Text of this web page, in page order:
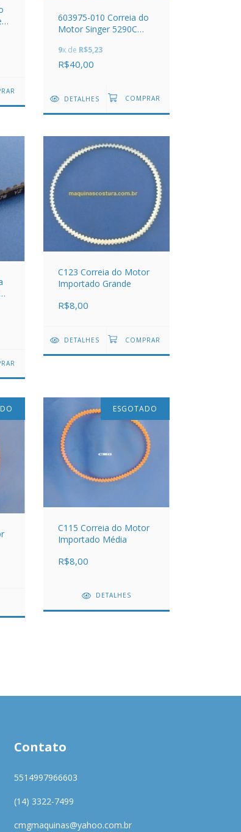
603975-010 Correia do
Motor Singer 5290C
290C
9x de R$5,23
R$40,00
DETALHES
C123 Correia do Motor
Importado Grande
R$8,00
DETALHES
ESGOTADO
C115 Correia do Motor
Importado Média
R$8,00
DETALHES
Contato
5514997966603
(14) 3322-7499
cmgmaquinas@yahoo.com.br